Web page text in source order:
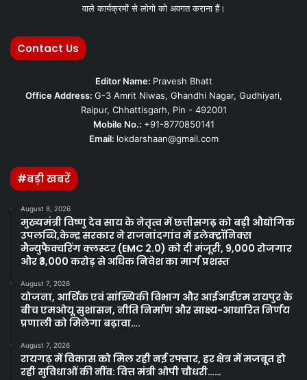
वाले कार्यक्रमों से लोगो को अवगत कराना हैं।
Contact Us
Editor Name: Pravesh Bhatt
Office Address: G-3 Amrit Niwas, Ghandhi Nagar, Gudhiyari,
Raipur, Chhattisgarh, Pin - 492001
Mobile No.: +91-8770850141
Email: lokdarshaan@gmail.com
#बड़ी खबरें
August 8, 2026
मुख्यमंत्री विष्णु देव साय के नेतृत्व में छत्तीसगढ़ को बड़ी औद्योगिक
उपलब्धि,केन्द्र सरकार ने राजनांदगांव में इलेक्ट्रॉनिक्स
मैन्युफैक्चरिंग क्लस्टर (EMC 2.0) को दी मंजूरी, 9,000 रोजगार
और ₹3,000 करोड़ से अधिक निवेश का मार्ग प्रशस्त
August 7, 2026
योजना, आर्थिक एवं सांख्यिकी विभाग और आईआईएम रायपुर के
बीच एमओयू सुशासन, नीति निर्माण और साक्ष्य-आधारित निर्णय
प्रणाली को मिलेगा बढ़ावा….
August 7, 2026
रायगढ़ में विकास को मिल रही नई रफ्तार, हर क्षेत्र में मजबूत हो
रही सुविधाओं की नींव: वित्त मंत्री ओपी चौधरी……